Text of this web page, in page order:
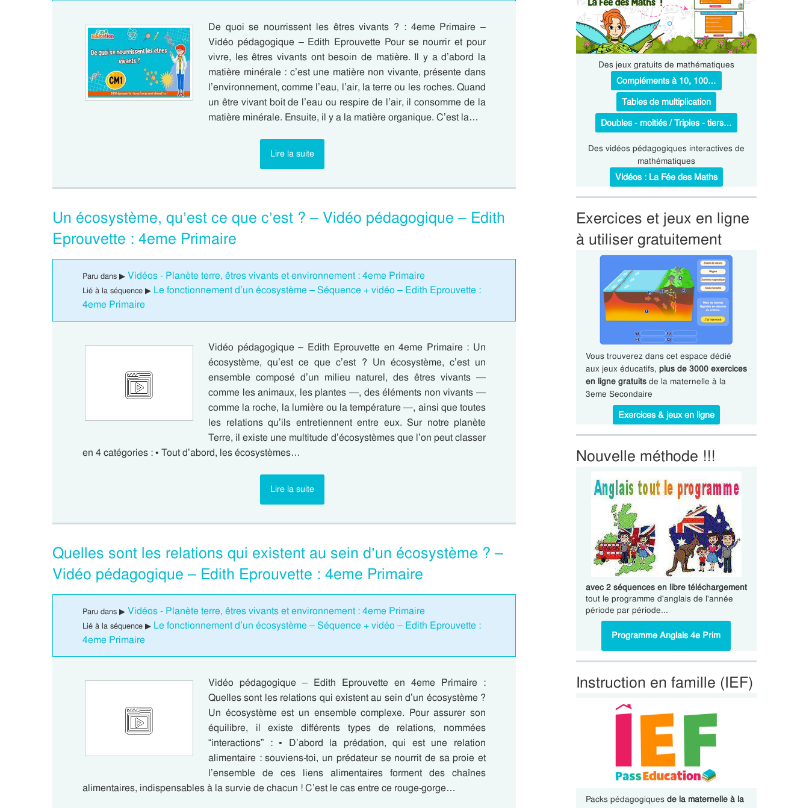
De quoi se nourrissent les êtres vivants ? : 4eme Primaire –
Vidéo pédagogique – Edith Eprouvette Pour se nourrir et pour
vivre, les êtres vivants ont besoin de matière. Il y a d’abord la
matière minérale : c’est une matière non vivante, présente dans
l’environnement, comme l’eau, l’air, la terre ou les roches. Quand
un être vivant boit de l’eau ou respire de l’air, il consomme de la
matière minérale. Ensuite, il y a la matière organique. C’est la…
Lire la suite
Un écosystème, qu’est ce que c’est ? – Vidéo pédagogique – Edith
Eprouvette : 4eme Primaire
Paru dans ▶ Vidéos - Planète terre, êtres vivants et environnement : 4eme Primaire
Lié à la séquence ▶ Le fonctionnement d’un écosystème – Séquence + vidéo – Edith Eprouvette :
4eme Primaire
Vidéo pédagogique – Edith Eprouvette en 4eme Primaire : Un
écosystème, qu’est ce que c’est ? Un écosystème, c’est un
ensemble composé d’un milieu naturel, des êtres vivants —
comme les animaux, les plantes —, des éléments non vivants —
comme la roche, la lumière ou la température —, ainsi que toutes
les relations qu’ils entretiennent entre eux. Sur notre planète
Terre, il existe une multitude d’écosystèmes que l’on peut classer
en 4 catégories : • Tout d’abord, les écosystèmes…
Lire la suite
Quelles sont les relations qui existent au sein d’un écosystème ? –
Vidéo pédagogique – Edith Eprouvette : 4eme Primaire
Paru dans ▶ Vidéos - Planète terre, êtres vivants et environnement : 4eme Primaire
Lié à la séquence ▶ Le fonctionnement d’un écosystème – Séquence + vidéo – Edith Eprouvette :
4eme Primaire
Vidéo pédagogique – Edith Eprouvette en 4eme Primaire :
Quelles sont les relations qui existent au sein d’un écosystème ?
Un écosystème est un ensemble complexe. Pour assurer son
équilibre, il existe différents types de relations, nommées
“interactions” : • D’abord la prédation, qui est une relation
alimentaire : souviens-toi, un prédateur se nourrit de sa proie et
l’ensemble de ces liens alimentaires forment des chaînes
alimentaires, indispensables à la survie de chacun ! C’est le cas entre ce rouge-gorge…
Des jeux gratuits de mathématiques
Compléments à 10, 100…
Tables de multiplication
Doubles - moitiés / Triples - tiers…
Des vidéos pédagogiques interactives de
mathématiques
Vidéos : La Fée des Maths
Exercices et jeux en ligne
à utiliser gratuitement
Vous trouverez dans cet espace dédié
aux jeux éducatifs, plus de 3000 exercices
en ligne gratuitsde la maternelle à la
3eme Secondaire
Exercices & jeux en ligne
Nouvelle méthode !!!
avec 2 séquences en libre téléchargement
tout le programme d'anglais de l'année
période par période...
Programme Anglais 4e Prim
Instruction en famille (IEF)
Packs pédagogiques de la maternelle à la